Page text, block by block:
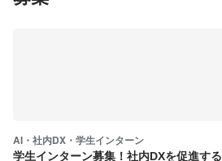
AI・社内DX・学生インターン
学生インターン募集！社内DXを促進する